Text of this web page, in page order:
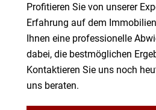
Profitieren Sie von unserer
Erfahrung auf dem
Ihnen eine professionelle
dabei, die bestmöglichen
Kontaktieren Sie uns noch
uns beraten.